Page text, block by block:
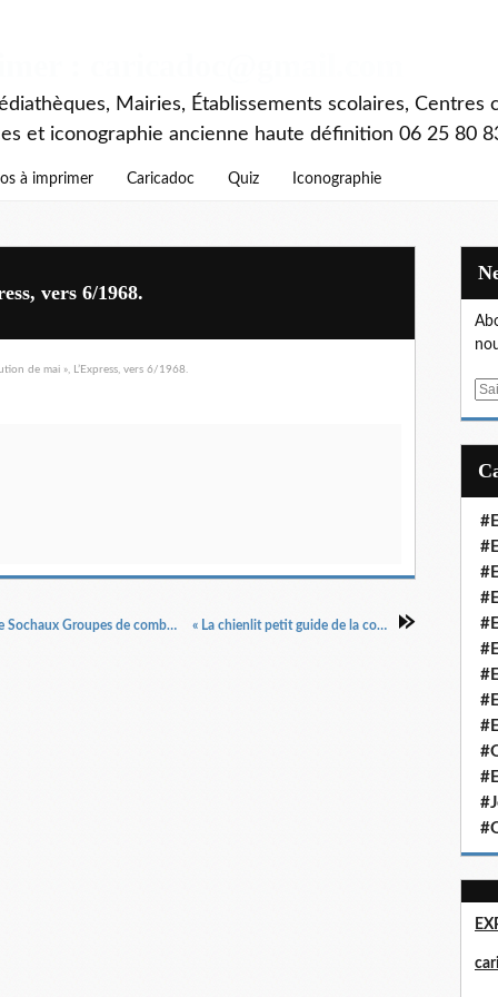
Mairies, Établissements scolaires, Centres
et iconographie ancienne haute définition 06 25 80
à imprimer Caricadoc Quiz Iconographie
vers 6/1968.
« Manifestations interdites dans toute la France Sochaux Groupes de combat et milices privées dissous étudiants élections », France soir, 13/6/1968. « La chienlit petit guide de la contestation », Le Crapouillot, 5/1969.
E